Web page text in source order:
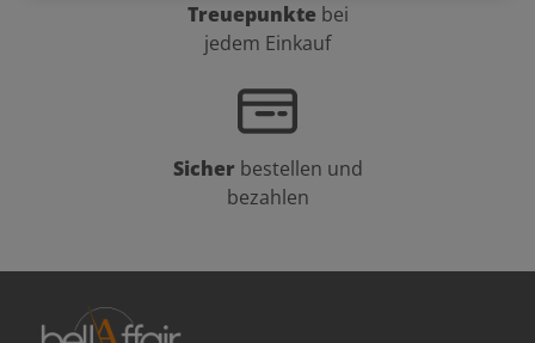
Treuepunkte bei
jedem Einkauf
Sicher bestellen und
bezahlen